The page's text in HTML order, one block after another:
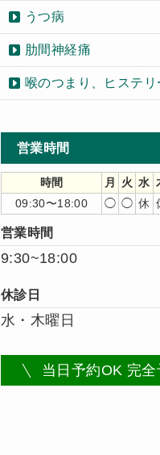
うつ病
肋間神経痛
喉のつまり、ヒステリ
営業時間
時間 月 火 水
09:30〜18:00
◯ ◯ 休
営業時間
9:30~18:00
休診日
水・木曜日
当日予約OK 完全